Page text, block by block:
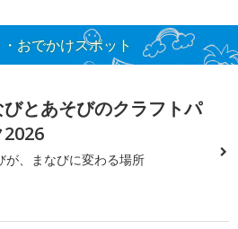
おでかけスポット
びとあそびのクラフトパ
が、まなびに変わる場所